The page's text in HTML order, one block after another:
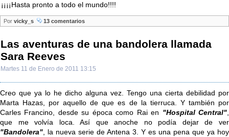
¡¡¡¡Hasta pronto a todo el mundo!!!!
Por vicky_s 13 comentarios
Las aventuras de una bandolera llamada
Sara Reeves
Martes 11 de Enero de 2011 13:15
Creo que ya lo he dicho alguna vez. Tengo una cierta debilidad por
Marta Hazas, por aquello de que es de la tierruca. Y también por
Carles Francino, desde su época como Rai en "Hospital Central"
que me volvía loca. Así que anoche no podía dejar de ver
"Bandolera" , la nueva serie de Antena 3. Y es una pena que ya hoy